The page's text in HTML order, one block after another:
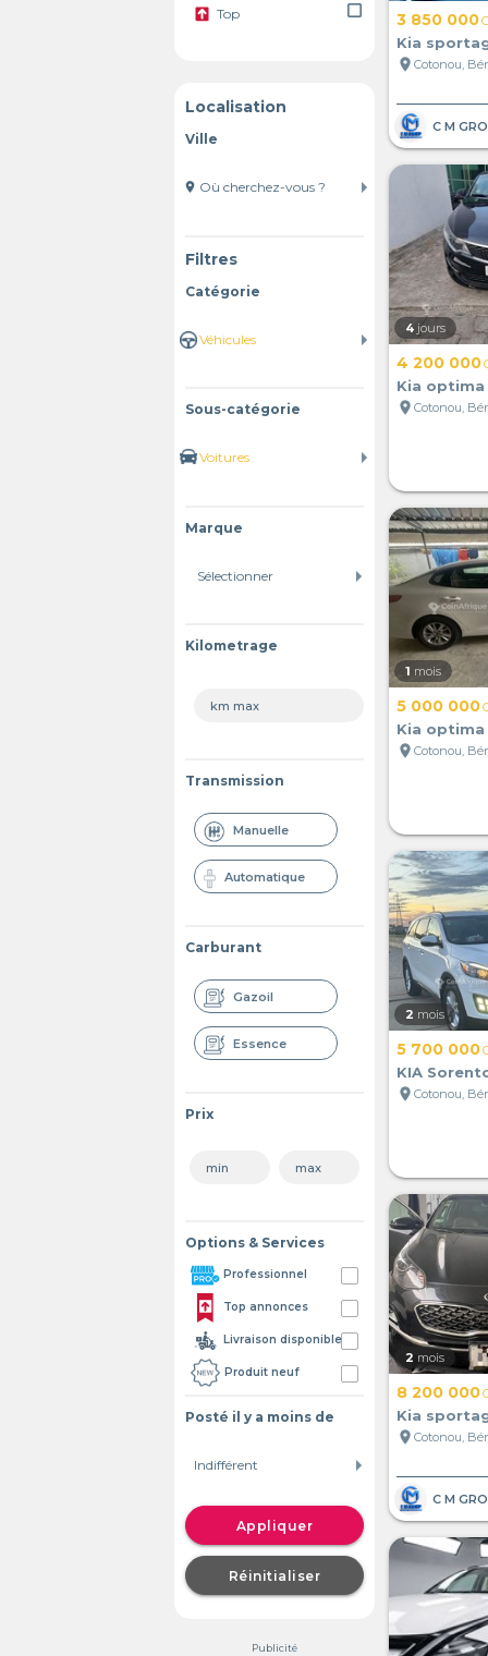
Top check_box_outline_blank
Localisation
Ville
location_on
Filtres
Catégorie
Sous-catégorie
Marque
Kilometrage
Transmission
Manuelle
Automatique
Carburant
Gazoil
Essence
Prix
Options & Services
Professionnel
Top annonces
Livraison disponible
Produit neuf
Posté il y a moins de
Appliquer
Réinitialiser
Publicité
3 850 000
Kia
location_on Cotonou,
4 jours
4 200 000
Kia optima
location_on Cotonou,
1 mois
5 000 000
Kia optima
location_on Cotonou,
2 mois
5 700 000
KIA
location_on Cotonou,
2 mois
8 200 000
Kia
location_on Cotonou,